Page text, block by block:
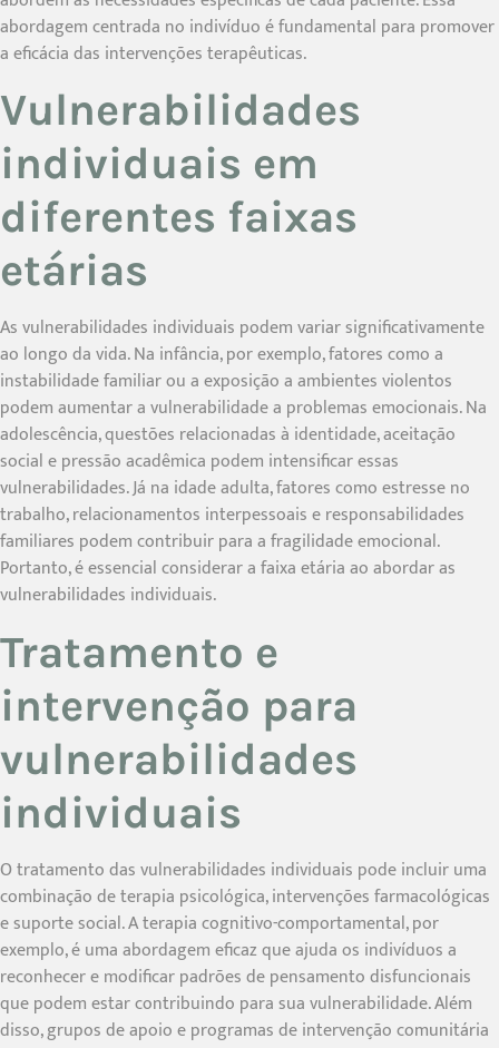
abordagem centrada no indivíduo é fundamental para promover
a eficácia das intervenções terapêuticas.
Vulnerabilidades
individuais em
diferentes faixas
etárias
As vulnerabilidades individuais podem variar significativamente
ao longo da vida. Na infância, por exemplo, fatores como a
instabilidade familiar ou a exposição a ambientes violentos
podem aumentar a vulnerabilidade a problemas emocionais. Na
adolescência, questões relacionadas à identidade, aceitação
social e pressão acadêmica podem intensificar essas
vulnerabilidades. Já na idade adulta, fatores como estresse no
trabalho, relacionamentos interpessoais e responsabilidades
familiares podem contribuir para a fragilidade emocional.
Portanto, é essencial considerar a faixa etária ao abordar as
vulnerabilidades individuais.
Tratamento e
intervenção para
vulnerabilidades
individuais
O tratamento das vulnerabilidades individuais pode incluir uma
combinação de terapia psicológica, intervenções farmacológicas
e suporte social. A terapia cognitivo-comportamental, por
exemplo, é uma abordagem eficaz que ajuda os indivíduos a
reconhecer e modificar padrões de pensamento disfuncionais
que podem estar contribuindo para sua vulnerabilidade. Além
disso, grupos de apoio e programas de intervenção comunitária